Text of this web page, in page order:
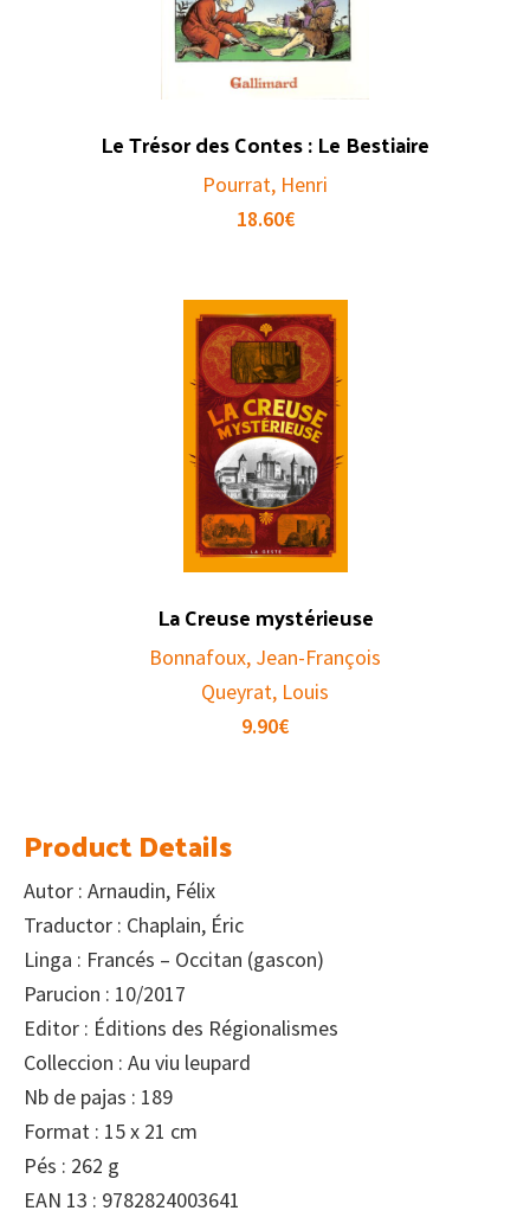
Le Trésor des Contes : Le Bestiaire
Pourrat, Henri
18.60€
La Creuse mystérieuse
Bonnafoux, Jean-François
Queyrat, Louis
9.90€
Product Details
Autor : Arnaudin, Félix
Traductor : Chaplain, Éric
Linga : Francés – Occitan (gascon)
Parucion : 10/2017
Editor : Éditions des Régionalismes
Colleccion : Au viu leupard
Nb de pajas : 189
Format : 15 x 21 cm
Pés : 262 g
EAN 13 : 9782824003641